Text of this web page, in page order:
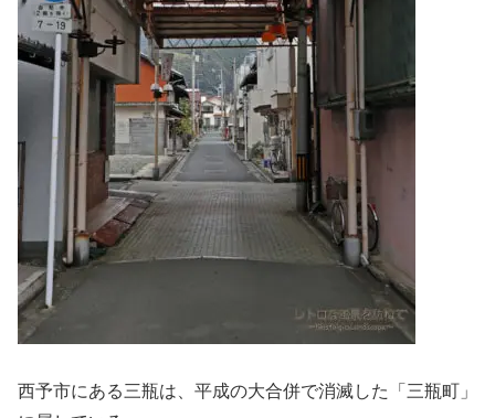
西予市にある三瓶は、平成の大合併で消滅した「三瓶町」